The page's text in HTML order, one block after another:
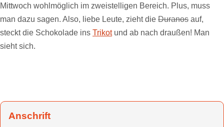
Mittwoch wohlmöglich im zweistelligen Bereich. Plus, muss
man dazu sagen. Also, liebe Leute, zieht die Duranos auf,
steckt die Schokolade ins Trikotund ab nach draußen! Man
sieht sich.
Anschrift